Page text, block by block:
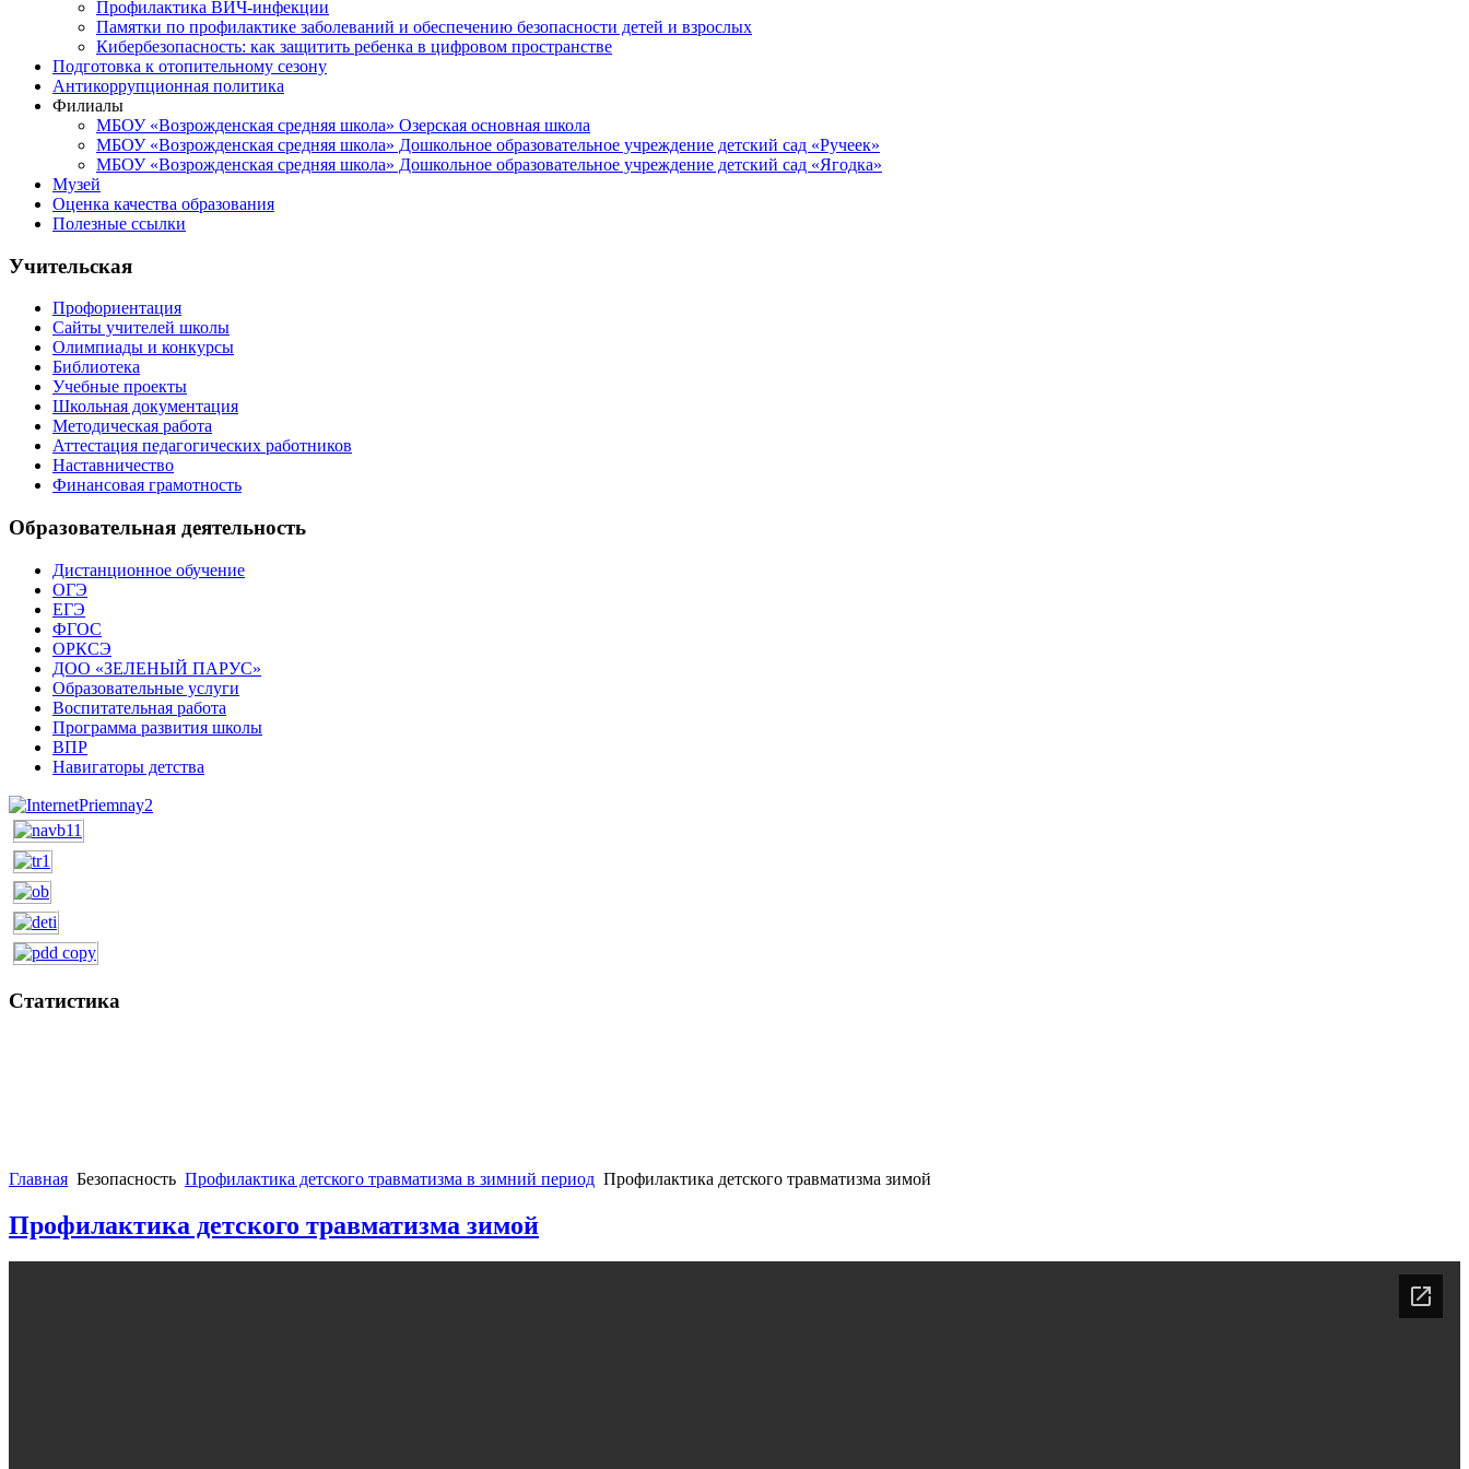
Профилактика ВИЧ-инфекции
Памятки по профилактике заболеваний и обеспечению безопасности детей и взрослых
Кибербезопасность: как защитить ребенка в цифровом пространстве
Подготовка к отопительному сезону
Антикоррупционная политика
Филиалы
МБОУ «Возрожденская средняя школа» Озерская основная школа
МБОУ «Возрожденская средняя школа» Дошкольное образовательное учреждение детский сад «Ручеек»
МБОУ «Возрожденская средняя школа» Дошкольное образовательное учреждение детский сад «Ягодка»
Музей
Оценка качества образования
Полезные ссылки
Учительская
Профориентация
Сайты учителей школы
Олимпиады и конкурсы
Библиотека
Учебные проекты
Школьная документация
Методическая работа
Аттестация педагогических работников
Наставничество
Финансовая грамотность
Образовательная деятельность
Дистанционное обучение
ОГЭ
ЕГЭ
ФГОС
ОРКСЭ
ДОО «ЗЕЛЕНЫЙ ПАРУС»
Образовательные услуги
Воспитательная работа
Программа развития школы
ВПР
Навигаторы детства
Статистика
Главная Безопасность Профилактика детского травматизма в зимний период Профилактика детского травматизма зимой
Профилактика детского травматизма зимой